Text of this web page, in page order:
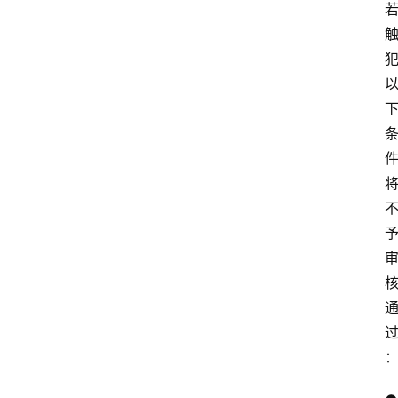
若
触
犯
以
下
条
件
将
不
予
审
核
通
过
：